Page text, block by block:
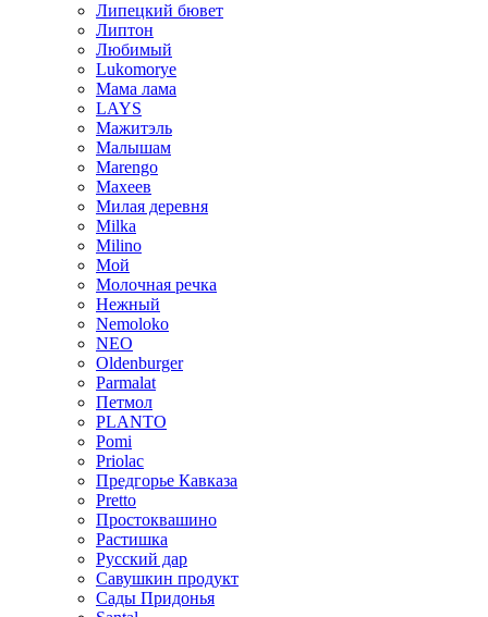
Липецкий бювет
Липтон
Любимый
Lukomorye
Мама лама
LAYS
Мажитэль
Малышам
Marengo
Махеев
Милая деревня
Milka
Milino
Мой
Молочная речка
Нежный
Nemoloko
NEO
Oldenburger
Parmalat
Петмол
PLANTO
Pomi
Priolac
Предгорье Кавказа
Pretto
Простоквашино
Растишка
Русский дар
Савушкин продукт
Сады Придонья